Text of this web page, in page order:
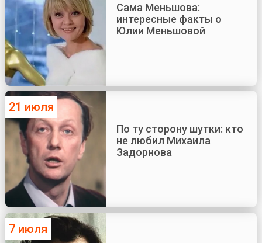
Сама Меньшова:
интересные факты о
Юлии Меньшовой
21 июля
По ту сторону шутки: кто
не любил Михаила
Задорнова
7 июля